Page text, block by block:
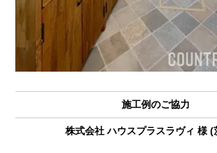
施工例のご協力
株式会社 ハウスプラスラヴィ 様 (